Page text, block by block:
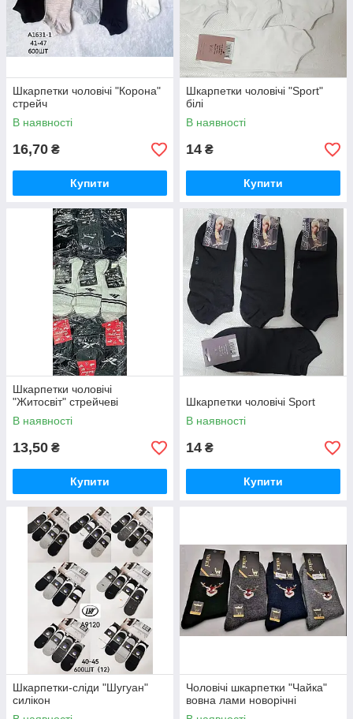
Шкарпетки чоловічі "Корона"
стрейч
В наявності
16,70 ₴
Купити
Шкарпетки чоловічі "Sport"
білі
В наявності
14 ₴
Купити
Шкарпетки чоловічі
"Житосвіт" стрейчеві
В наявності
13,50 ₴
Купити
Шкарпетки чоловічі Sport
В наявності
14 ₴
Купити
Шкарпетки-сліди "Шугуан"
силікон
Чоловічі шкарпетки "Чайка"
вовна лами новорічні